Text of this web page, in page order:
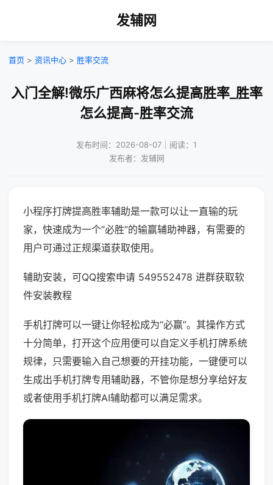
发辅网
首页 > 资讯中心 > 胜率交流
入门全解!微乐广西麻将怎么提高胜率_胜率
怎么提高-胜率交流
发布时间：2026-08-07｜阅读：1
发布者：发辅网
小程序打牌提高胜率辅助是一款可以让一直输的玩
家，快速成为一个“必胜”的输赢辅助神器，有需要的
用户可通过正规渠道获取使用。
辅助安装，可QQ搜索申请 549552478 进群获取软
件安装教程
手机打牌可以一键让你轻松成为“必赢”。其操作方式
十分简单，打开这个应用便可以自定义手机打牌系统
规律，只需要输入自己想要的开挂功能，一键便可以
生成出手机打牌专用辅助器，不管你是想分享给好友
或者使用手机打牌AI辅助都可以满足需求。